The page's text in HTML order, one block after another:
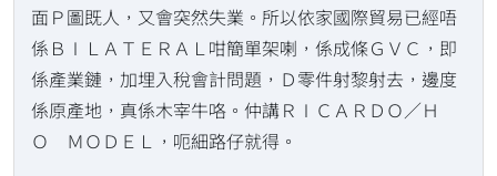
面Ｐ圖既人，又會突然失業。所以依家國際貿易已經唔
係ＢＩＬＡＴＥＲＡＬ咁簡單架喇，係成條ＧＶＣ，即
係產業鏈，加埋入稅會計問題，Ｄ零件射黎射去，邊度
係原產地，真係木宰牛咯。仲講ＲＩＣＡＲＤＯ／Ｈ
Ｏ ＭＯＤＥＬ，呃細路仔就得。